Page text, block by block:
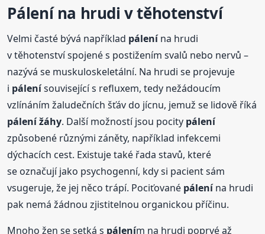
Pálenína hrudi v těhotenství
Velmi časté bývá například pálenína hrudi
v těhotenství spojené s postižením svalů nebo nervů –
nazývá se muskuloskeletální. Na hrudi se projevuje
i pálenísouvisející s refluxem, tedy nežádoucím
vzlínáním žaludečních šťáv do jícnu, jemuž se lidově říká
pálenížáhy. Další možností jsou pocity pálení
způsobené různými záněty, například infekcemi
dýchacích cest. Existuje také řada stavů, které
se označují jako psychogenní, kdy si pacient sám
vsugeruje, že jej něco trápí. Pociťované pálenína hrudi
pak nemá žádnou zjistitelnou organickou příčinu.
Mnoho žen se setká s pálením na hrudi poprvé až